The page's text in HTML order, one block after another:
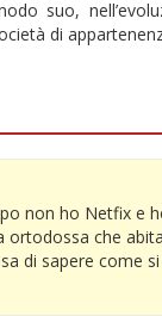
suo,
di
non ho Netfix e
che
di sapere come